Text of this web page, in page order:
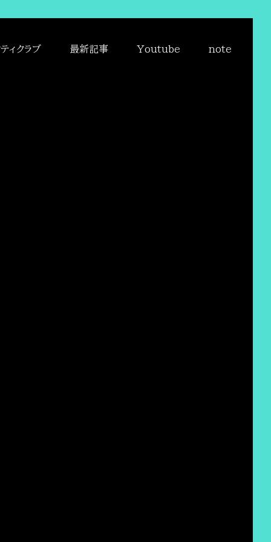
ィクラブ 最新記事 Youtube note